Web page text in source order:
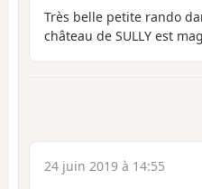
Très belle petite rando
château de SULLY est
24 juin 2019 à 14:55